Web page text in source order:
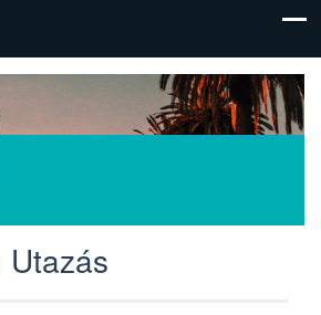
Utazás